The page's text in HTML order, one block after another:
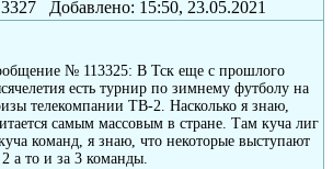
Добавлено: 15:50, 23.05.2021
№ 113325: В Тск еще с прошлого
есть турнир по зимнему футболу на
телекомпании ТВ-2. Насколько я знаю,
самым массовым в стране. Там куча лиг
команд, я знаю, что некоторые выступают
2 а то и за 3 команды.